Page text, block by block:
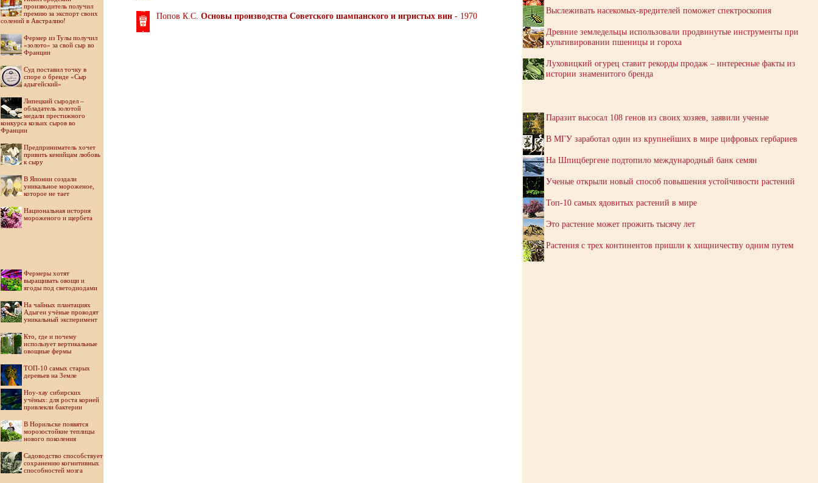
производитель получил
премию за экспорт своих
солений в Австралию!
Фермер из Тулы получил
«золото» за свой сыр во
Франции
Суд поставил точку в
споре о бренде «Сыр
адыгейский»
Липецкий сыродел –
обладатель золотой
медали престижного
конкурса козьих сыров во
Франции
Предприниматель хочет
привить кенийцам любовь
к сыру
В Японии создали
уникальное мороженое,
которое не тает
Национальная история
мороженого и щербета
Фермеры хотят
выращивать овощи и
ягоды под светодиодами
На чайных плантациях
Адыгеи учёные проводят
уникальный эксперимент
Кто, где и почему
использует вертикальные
овощные фермы
ТОП-10 самых старых
деревьев на Земле
Ноу-хау сибирских
учёных: для роста корней
привлекли бактерии
В Норильске появятся
морозостойкие теплицы
нового поколения
Садоводство способствует
сохранению когнитивных
способностей мозга
Попов К.С. Основы производства Советского шампанского и игристых вин- 1970
Выслеживать насекомых-вредителей поможет спектроскопия
Древние земледельцы использовали продвинутые инструменты при
культивировании пшеницы и гороха
Луховицкий огурец ставит рекорды продаж – интересные факты из
истории знаменитого бренда
Паразит высосал 108 генов из своих хозяев, заявили ученые
В МГУ заработал один из крупнейших в мире цифровых гербариев
На Шпицбергене подтопило международный банк семян
Ученые открыли новый способ повышения устойчивости растений
Топ-10 самых ядовитых растений в мире
Это растение может прожить тысячу лет
Растения с трех континентов пришли к хищничеству одним путем